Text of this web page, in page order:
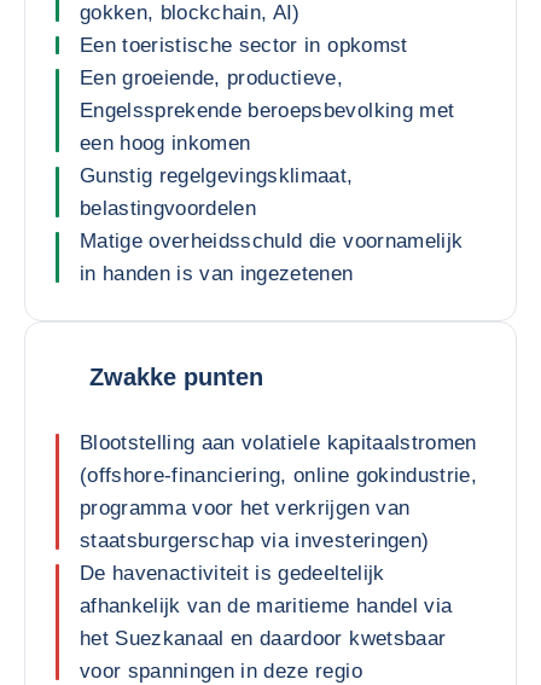
gokken, blockchain, AI)
Een toeristische sector in opkomst
Een groeiende, productieve,
Engelssprekende beroepsbevolking met
een hoog inkomen
Gunstig regelgevingsklimaat,
belastingvoordelen
Matige overheidsschuld die voornamelijk
in handen is van ingezetenen
Zwakke punten
Blootstelling aan volatiele kapitaalstromen
(offshore-financiering, online gokindustrie,
programma voor het verkrijgen van
staatsburgerschap via investeringen)
De havenactiviteit is gedeeltelijk
afhankelijk van de maritieme handel via
het Suezkanaal en daardoor kwetsbaar
voor spanningen in deze regio